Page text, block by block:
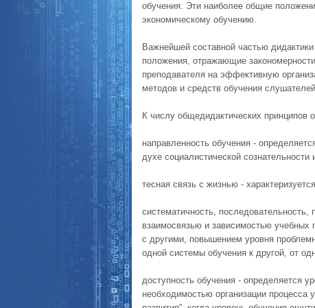
обучения. Эти наиболее общие
экономическому обучению.
Важнейшей составной частью
положения, отражающие
преподавателя на эффективную
методов и средств обучения
К числу общедидактических принципов
направленность обучения -
духе социалистической сознательности
тесная связь с жизнью -
систематичность,
взаимосвязью и зависимостью учебных
с другими, повышением уровня
одной системы обучения к другой, от
доступность обучения - определяется
необходимостью организации процесса